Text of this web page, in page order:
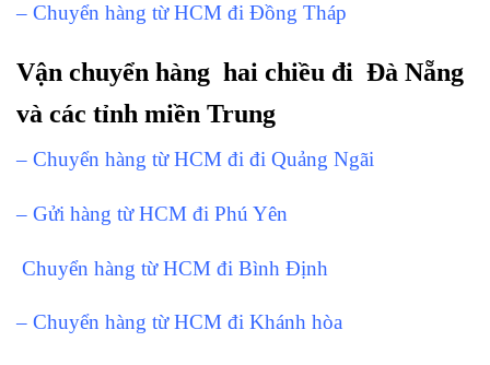
– Chuyển hàng từ HCM đi Đồng Tháp
Vận chuyển hàng hai chiều đi Đà Nẵng
và các tỉnh miền Trung
– Chuyển hàng từ HCM đi đi Quảng Ngãi
– Gửi hàng từ HCM đi Phú Yên
Chuyển hàng từ HCM đi Bình Định
– Chuyển hàng từ HCM đi Khánh hòa